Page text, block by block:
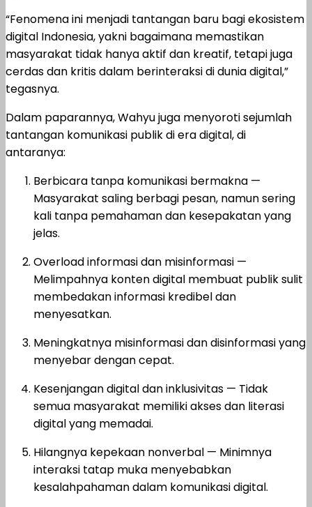
“Fenomena ini menjadi tantangan baru bagi ekosistem
digital Indonesia, yakni bagaimana memastikan
masyarakat tidak hanya aktif dan kreatif, tetapi juga
cerdas dan kritis dalam berinteraksi di dunia digital,”
tegasnya.
Dalam paparannya, Wahyu juga menyoroti sejumlah
tantangan komunikasi publik di era digital, di
antaranya:
Berbicara tanpa komunikasi bermakna —
Masyarakat saling berbagi pesan, namun sering
kali tanpa pemahaman dan kesepakatan yang
jelas.
Overload informasi dan misinformasi —
Melimpahnya konten digital membuat publik sulit
membedakan informasi kredibel dan
menyesatkan.
Meningkatnya misinformasi dan disinformasi yang
menyebar dengan cepat.
Kesenjangan digital dan inklusivitas — Tidak
semua masyarakat memiliki akses dan literasi
digital yang memadai.
Hilangnya kepekaan nonverbal — Minimnya
interaksi tatap muka menyebabkan
kesalahpahaman dalam komunikasi digital.